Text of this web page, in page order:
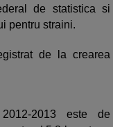
de statistica si
pentru straini.
de la crearea
2013 este de